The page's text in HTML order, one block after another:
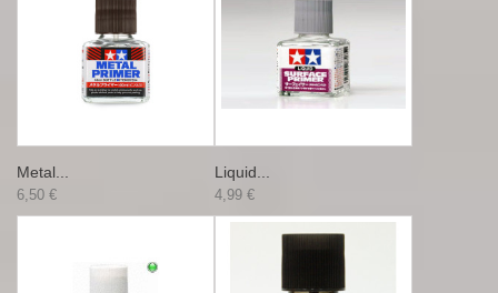
Metal...
6,50 €
Liquid...
4,99 €